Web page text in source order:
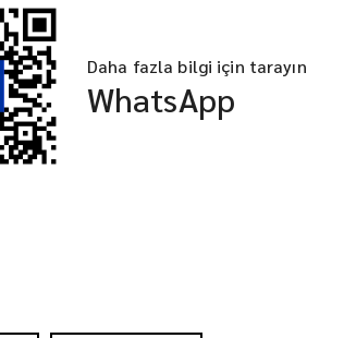
Daha fazla bilgi için tarayın
WhatsApp